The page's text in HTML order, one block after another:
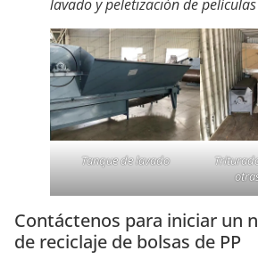
lavado y peletización de
Tanque de lavado
Contáctenos para iniciar un
de reciclaje de bolsas de PP